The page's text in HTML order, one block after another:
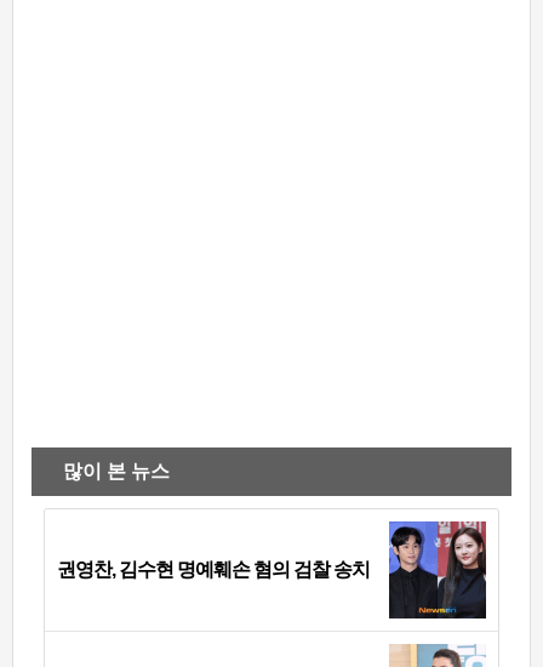
많이 본 뉴스
권영찬, 김수현 명예훼손 혐의 검찰 송치